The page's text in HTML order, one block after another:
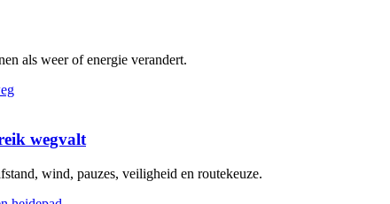
als weer of energie verandert.
wegvalt
wind, pauzes, veiligheid en routekeuze.